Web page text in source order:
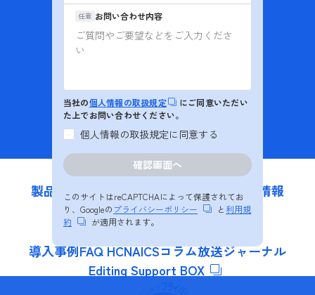
任意 お問い合わせ内容
当社の個人情報の取扱規定
にご同意いただい
た上でお問い合わせください。
個人情報の取扱規定に同意する
このサイトはreCAPTCHAによって保護されてお
り、Googleの プライバシーポリシー と利用規
約
が適用されます。
資料ダウンロード
OTT (動画配信)
ソリューション紹介
製品・ソリューション私たちの強み更新情報
会社情報採用情報
導入事例FAQ HCNAICSコラム放送ジャーナル
Editing Support BOX